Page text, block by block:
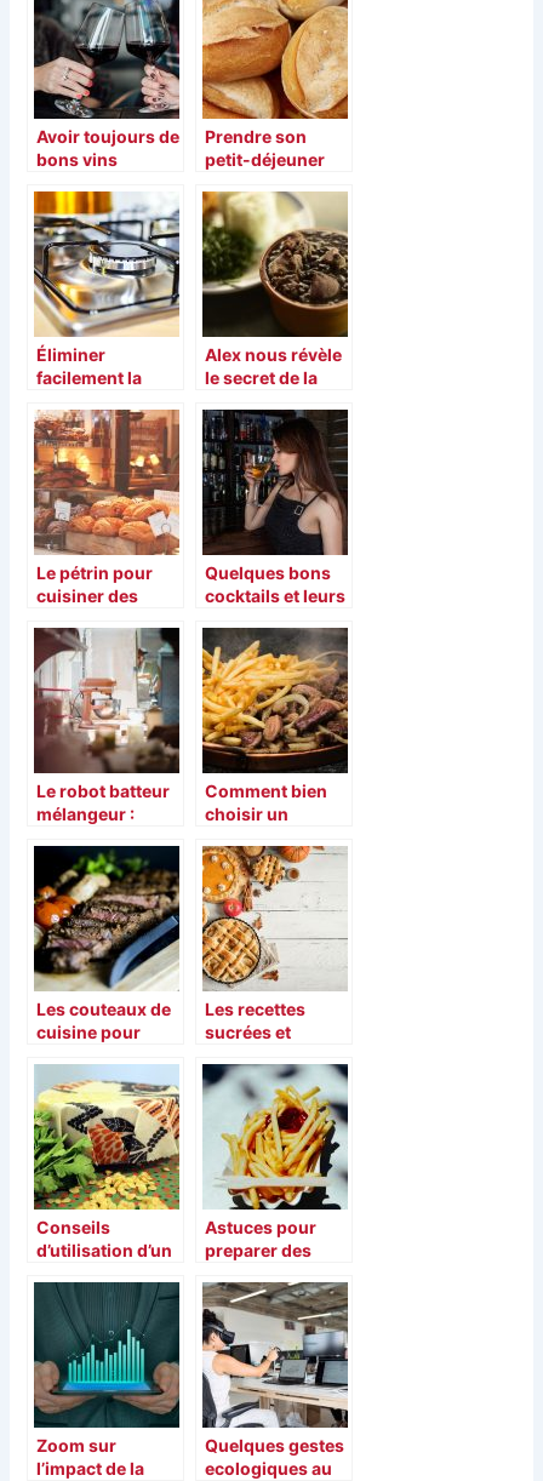
Avoir toujours de
bons vins
comment faire ?
Prendre son
petit-déjeuner
Éliminer
facilement la
cuisine avec des
produits simples
et accessibles
Alex nous révèle
le secret de la
Asiatiques
Le pétrin pour
cuisiner des
chef
Quelques bons
cocktails et leurs
Le robot batteur
mélangeur :
utilité ?
Comment bien
choisir un
plancha ?
Les couteaux de
cuisine pour
Les recettes
sucrées et
hiver
Conseils
d’utilisation d’un
d’abeille : ca vous
servira !
Astuces pour
preparer des
friteuses
Zoom sur
l’impact de la
Quelques gestes
ecologiques au